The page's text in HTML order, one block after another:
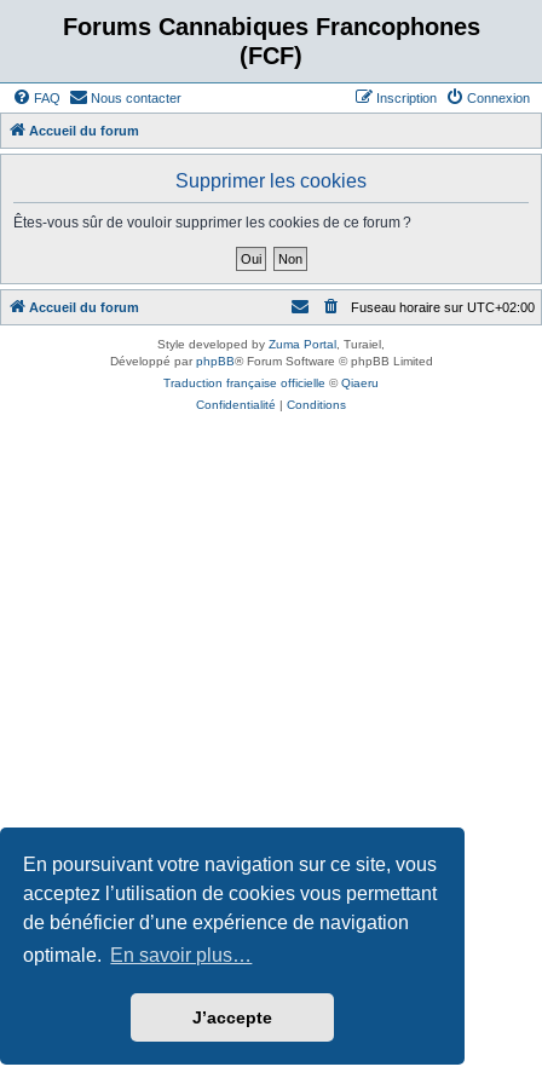
En poursuivant votre navigation sur ce site, vous
acceptez l’utilisation de cookies vous permettant
de bénéficier d’une expérience de navigation
optimale. En savoir plus…
J’accepte
Forums Cannabiques Francophones
(FCF)
FAQ Nous contacter Connexion
Inscription
Accueil du forum
Supprimer les cookies
Êtes-vous sûr de vouloir supprimer les cookies de ce forum ?
Accueil du forum Fuseau horaire sur UTC+02:00
Style developed by Zuma Portal , Turaiel,
Développé parphpBB® Forum Software © phpBB Limited
Traduction française officielle ©Qiaeru
Confidentialité | Conditions